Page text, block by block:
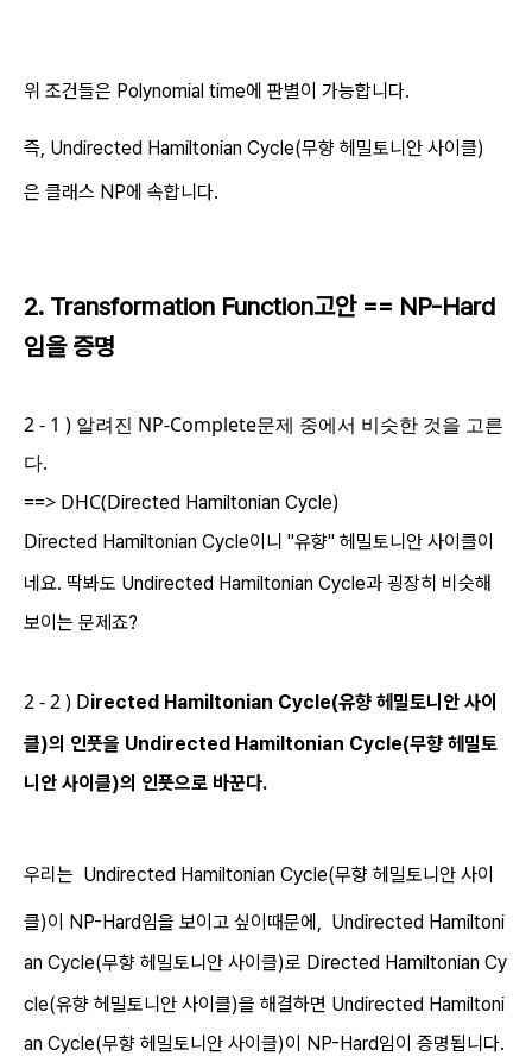
위 조건들은 Polynomial time에 판별이 가능합니다.
즉, Undirected Hamiltonian Cycle(무향 헤밀토니안 사이클)
은 클래스 NP에 속합니다.
2. Transformation Function고안 == NP-Hard
임을 증명
2 - 1 ) 알려진 NP-Complete문제 중에서 비슷한 것을 고른
다.
==> DHC(Directed Hamiltonian Cycle)
Directed Hamiltonian Cycle이니 "유향" 헤밀토니안 사이클이
네요. 딱봐도 Undirected Hamiltonian Cycle과 굉장히 비슷해
보이는 문제죠?
2 - 2 ) Directed Hamiltonian Cycle(유향 헤밀토니안 사이
클)의 인풋을 Undirected Hamiltonian Cycle(무향 헤밀토
니안 사이클)의 인풋으로 바꾼다.
우리는 Undirected Hamiltonian Cycle(무향 헤밀토니안 사이
클)이 NP-Hard임을 보이고 싶이때문에, Undirected Hamiltoni
an Cycle(무향 헤밀토니안 사이클)로 Directed Hamiltonian Cy
cle(유향 헤밀토니안 사이클)을 해결하면 Undirected Hamiltoni
an Cycle(무향 헤밀토니안 사이클)이 NP-Hard임이 증명됩니다.